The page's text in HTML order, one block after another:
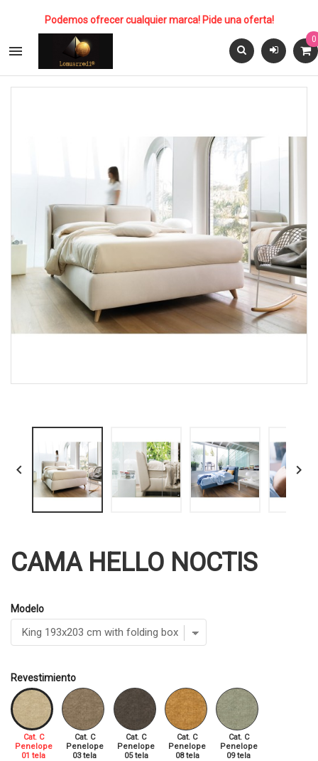
Podemos ofrecer cualquier marca! Pide una oferta!

0
 
CAMA HELLO NOCTIS
Modelo
Revestimiento
Cat. C
Penelope
01 tela
Cat. C
Penelope
03 tela
Cat. C
Penelope
05 tela
Cat. C
Penelope
08 tela
Cat. C
Penelope
09 tela